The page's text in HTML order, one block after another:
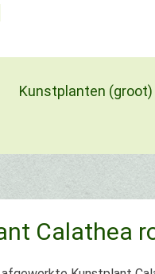
Kunstplanten (groot)
Calathea